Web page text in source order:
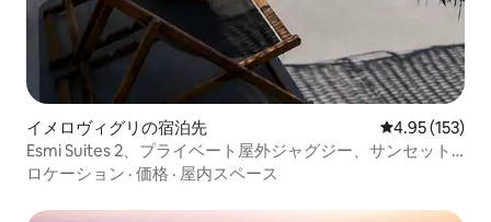
イメロヴィグリの宿泊先 レビュー153
4.95 (153)
Esmi Suites 2、プライベート屋外ジャグジー、サンセット
ビュー
ロケーション · 価格 · 屋内スペース